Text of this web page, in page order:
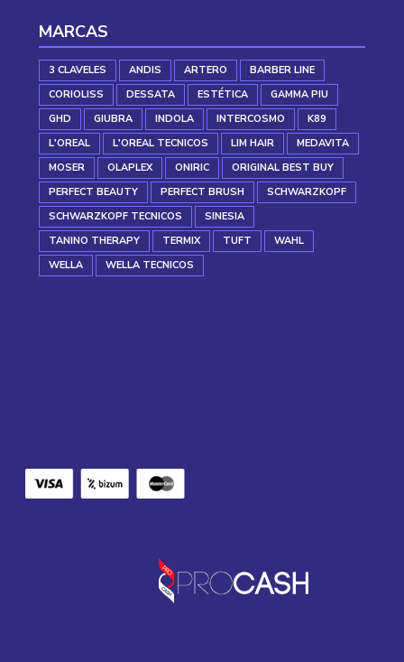
MARCAS
3 CLAVELES ANDIS ARTERO
BARBER LINE
CORIOLISS
DESSATA ESTÉTICA
GAMMA PIU
GHD
GIUBRA INDOLA INTERCOSMO
K89
L'OREAL
L'OREAL TECNICOS LIM HAIR
MEDAVITA
MOSER
OLAPLEX ONIRIC
ORIGINAL BEST BUY
PERFECT BEAUTY
PERFECT BRUSH
SCHWARZKOPF
SCHWARZKOPF TECNICOS
SINESIA
TANINO THERAPY
TERMIX TUFT
WAHL
WELLA
WELLA TECNICOS